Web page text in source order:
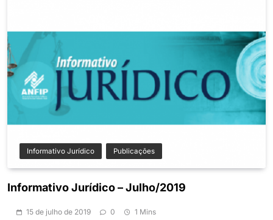
Informativo Jurídico Publicações
Informativo Jurídico – Julho/2019
15 de julho de 2019 0 1 Mins